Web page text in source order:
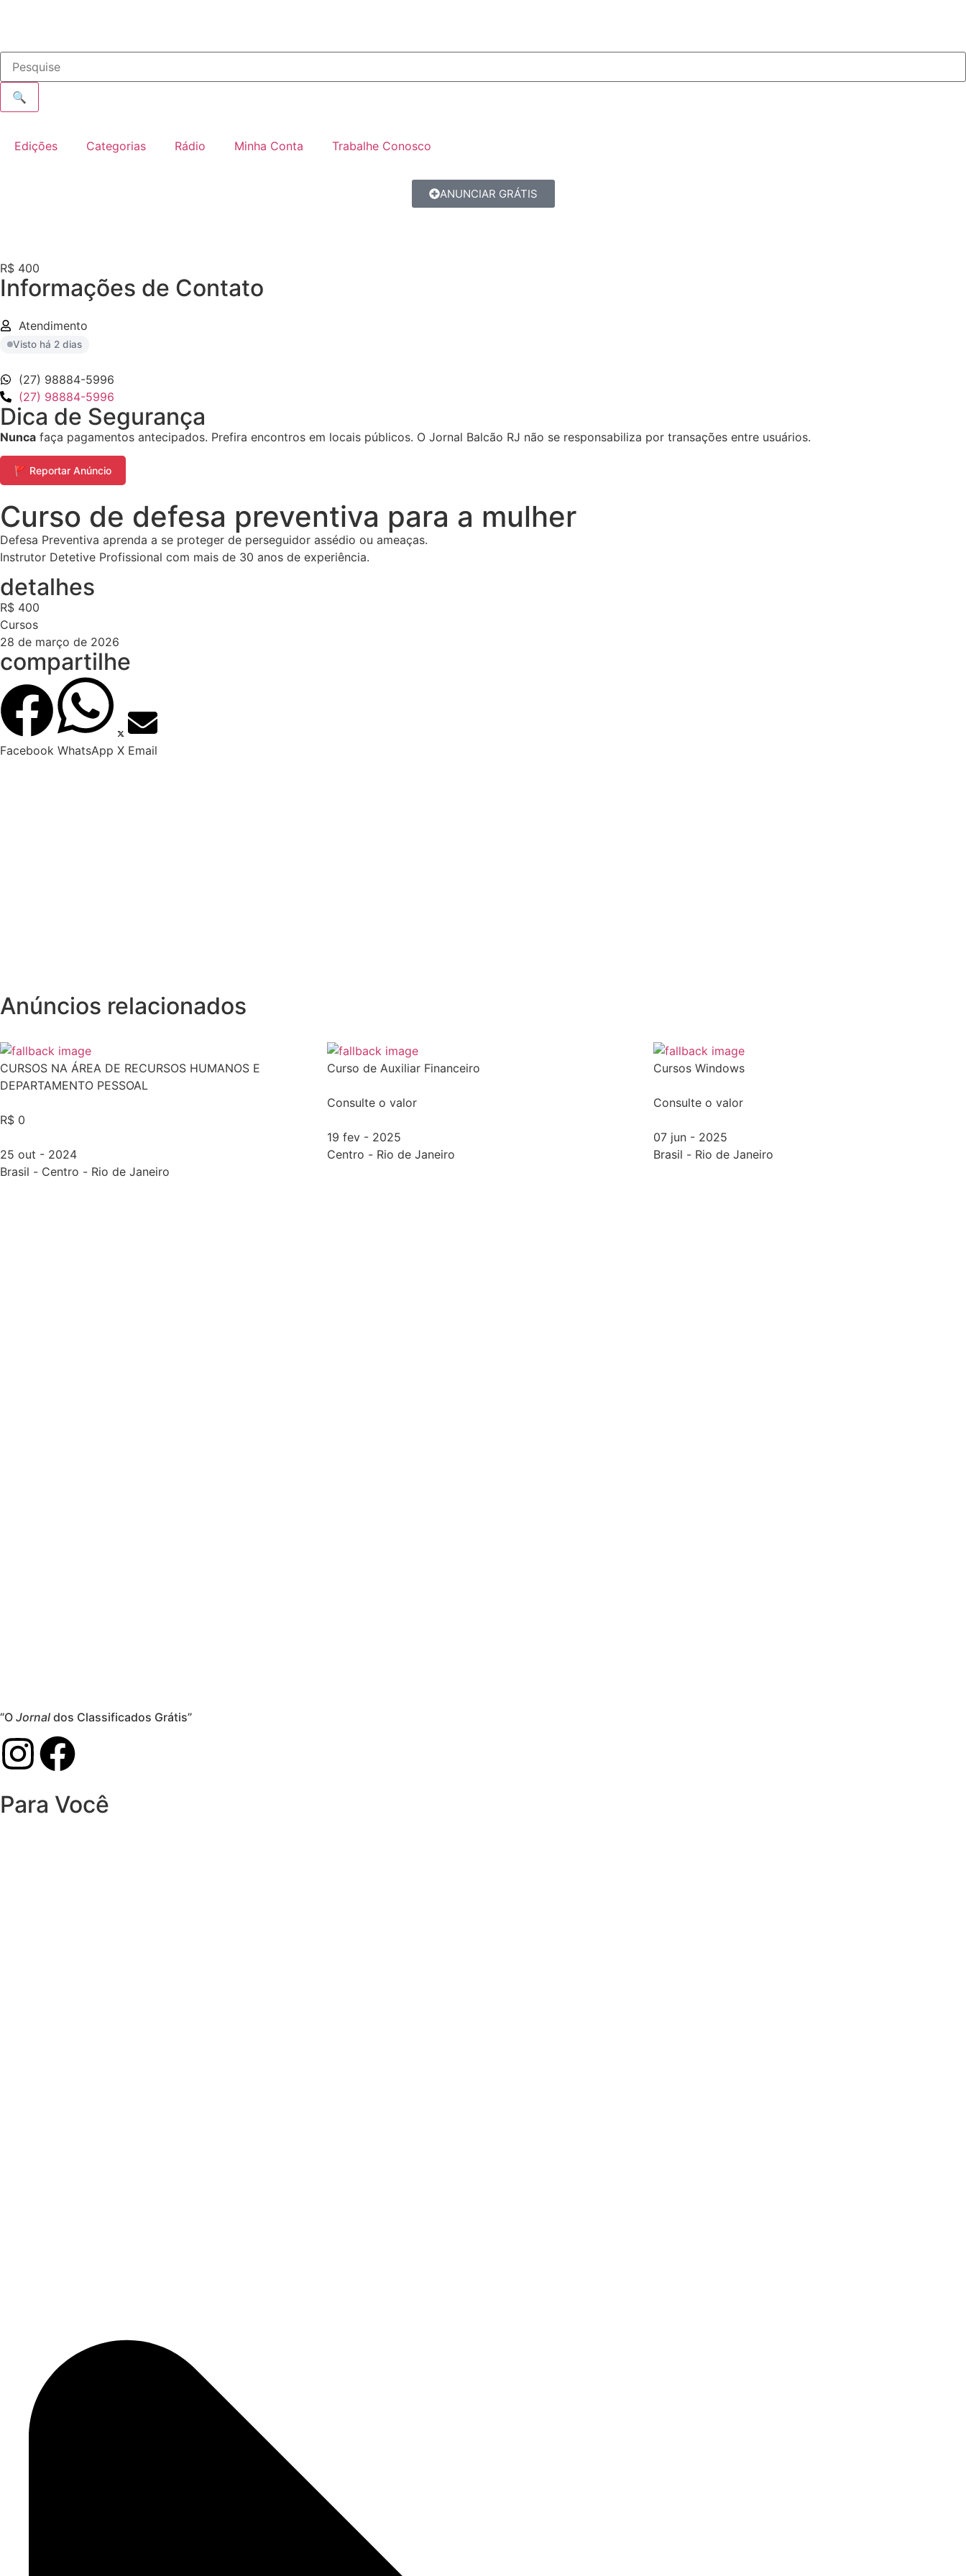
🔍
Edições Categorias Rádio Minha Conta Trabalhe Conosco
ANUNCIAR GRÁTIS
R$ 400
Informações de Contato
Atendimento
Visto há 2 dias
(27) 98884-5996
(27) 98884-5996
Dica de Segurança
Nunca faça pagamentos antecipados. Prefira encontros em locais públicos. O Jornal Balcão RJ não se responsabiliza por transações entre usuários.
🚩 Reportar Anúncio
Curso de defesa preventiva para a mulher
Defesa Preventiva aprenda a se proteger de perseguidor assédio ou ameaças.
Instrutor Detetive Profissional com mais de 30 anos de experiência.
detalhes
R$ 400
Cursos
28 de março de 2026
compartilhe
Facebook WhatsApp X Email
Anúncios relacionados
CURSOS NA ÁREA DE RECURSOS HUMANOS E
DEPARTAMENTO PESSOAL
R$ 0
25 out - 2024
Brasil - Centro - Rio de Janeiro
Curso de Auxiliar Financeiro
Consulte o valor
19 fev - 2025
Centro - Rio de Janeiro
Cursos Windows
Consulte o valor
07 jun - 2025
Brasil - Rio de Janeiro
“O Jornal dos Classificados Grátis”
Para Você